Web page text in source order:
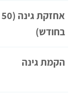
בחודש)
הקמת גינה